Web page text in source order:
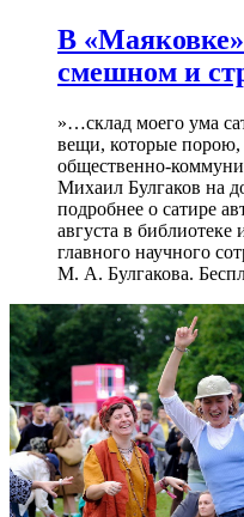
В
смешном и
»…склад моего ума
вещи, которые порою,
общественно-
Михаил Булгаков на
подробнее о сатире
августа в
главного научного
М. А. Булгакова.